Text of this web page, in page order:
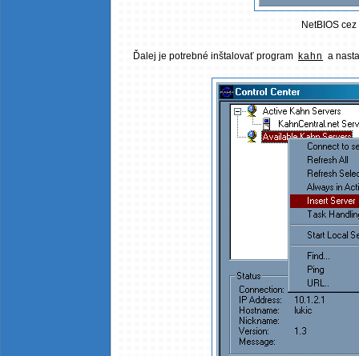
NetBIOS
Ďalej je potrebné inštalovať program kahn a